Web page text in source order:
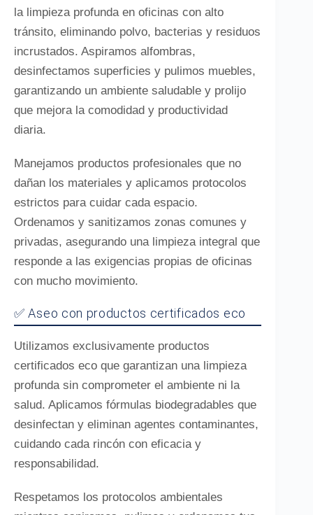
la limpieza profunda en oficinas con alto
tránsito, eliminando polvo, bacterias y residuos
incrustados. Aspiramos alfombras,
desinfectamos superficies y pulimos muebles,
garantizando un ambiente saludable y prolijo
que mejora la comodidad y productividad
diaria.
Manejamos productos profesionales que no
dañan los materiales y aplicamos protocolos
estrictos para cuidar cada espacio.
Ordenamos y sanitizamos zonas comunes y
privadas, asegurando una limpieza integral que
responde a las exigencias propias de oficinas
con mucho movimiento.
✅ Aseo con productos certificados eco
Utilizamos exclusivamente productos
certificados eco que garantizan una limpieza
profunda sin comprometer el ambiente ni la
salud. Aplicamos fórmulas biodegradables que
desinfectan y eliminan agentes contaminantes,
cuidando cada rincón con eficacia y
responsabilidad.
Respetamos los protocolos ambientales